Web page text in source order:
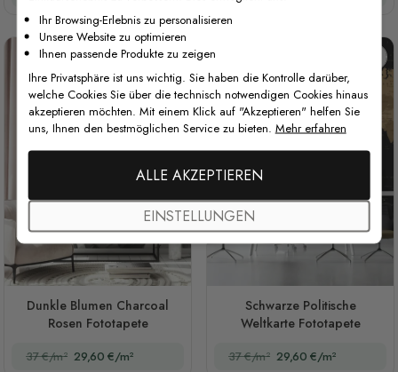
Dunkle Blumen Charcoal
Rosen Fototapete
37 €/m² 29,60 €/m²
Schwarze Politische
Weltkarte Fototapete
37 €/m² 29,60 €/m²
Ihr Browsing-Erlebnis zu personalisieren
Unsere Website zu optimieren
Ihnen passende Produkte zu zeigen
Ihre Privatsphäre ist uns wichtig. Sie haben die Kontrolle darüber,
welche Cookies Sie über die technisch notwendigen Cookies hinaus
akzeptieren möchten. Mit einem Klick auf "Akzeptieren" helfen Sie
uns, Ihnen den bestmöglichen Service zu bieten. Mehr erfahren
ALLE AKZEPTIEREN
EINSTELLUNGEN